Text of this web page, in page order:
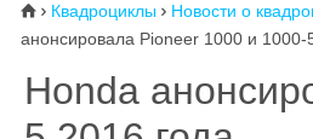
⌂  Квадроциклы  Новости о
анонсировала Pioneer 1000 и 1000-
Honda